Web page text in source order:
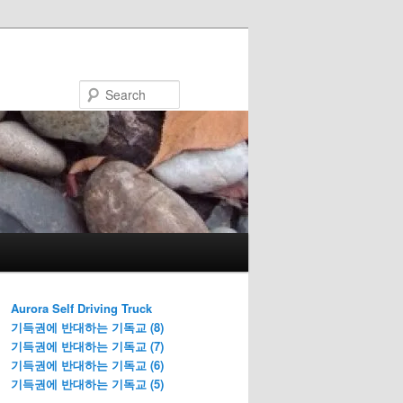
Aurora Self Driving Truck
기득권에 반대하는 기독교 (8)
기득권에 반대하는 기독교 (7)
기득권에 반대하는 기독교 (6)
기득권에 반대하는 기독교 (5)